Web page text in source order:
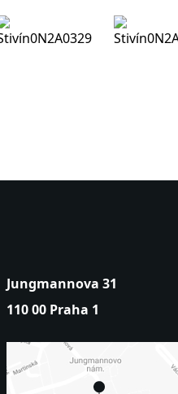
Jungmannova 31
110 00 Praha 1